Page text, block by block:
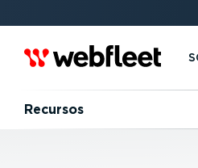
Recursos